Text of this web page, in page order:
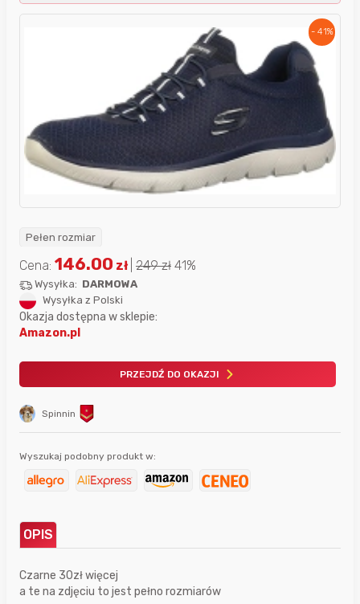
- 41%
Pełen rozmiar
Spinnin
Cena: 146.00 zł 249zł 41%
Wysyłka: DARMOWA
Wysyłka z Polski
Okazja dostępna w sklepie:
Amazon.pl
PRZEJDŹ DO OKAZJI
Wyszukaj podobny produkt w:
OPIS
Czarne 30zł więcej
a te na zdjęciu to jest pełno rozmiarów